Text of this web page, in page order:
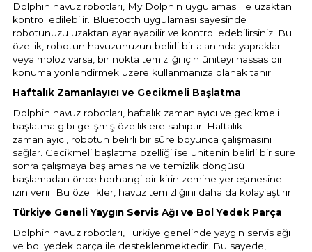
Dolphin havuz robotları, My Dolphin uygulaması ile uzaktan
kontrol edilebilir. Bluetooth uygulaması sayesinde
robotunuzu uzaktan ayarlayabilir ve kontrol edebilirsiniz. Bu
özellik, robotun havuzunuzun belirli bir alanında yapraklar
veya moloz varsa, bir nokta temizliği için üniteyi hassas bir
konuma yönlendirmek üzere kullanmanıza olanak tanır.
Haftalık Zamanlayıcı ve Gecikmeli Başlatma
Dolphin havuz robotları, haftalık zamanlayıcı ve gecikmeli
başlatma gibi gelişmiş özelliklere sahiptir. Haftalık
zamanlayıcı, robotun belirli bir süre boyunca çalışmasını
sağlar. Gecikmeli başlatma özelliği ise ünitenin belirli bir süre
sonra çalışmaya başlamasına ve temizlik döngüsü
başlamadan önce herhangi bir kirin zemine yerleşmesine
izin verir. Bu özellikler, havuz temizliğini daha da kolaylaştırır.
Türkiye Geneli Yaygın Servis Ağı ve Bol Yedek Parça
Dolphin havuz robotları, Türkiye genelinde yaygın servis ağı
ve bol yedek parça ile desteklenmektedir. Bu sayede,